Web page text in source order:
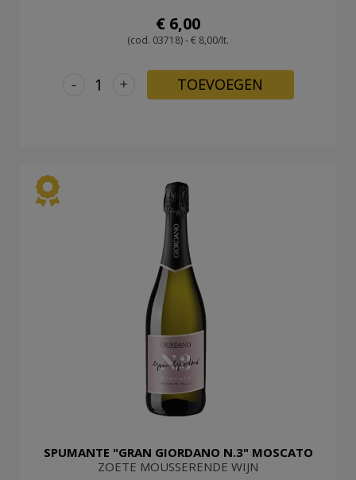
€ 6,00
(cod. 03718) - € 8,00/lt.
+
- TOEVOEGEN
SPUMANTE "GRAN GIORDANO N.3" MOSCATO
ZOETE MOUSSERENDE WIJN